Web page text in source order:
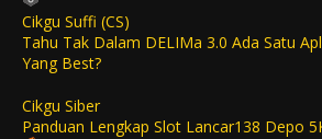
Cikgu Suffi (CS)
Tahu Tak Dalam DELIMa 3.0 Ada Satu
Yang Best?
Cikgu Siber
Panduan Lengkap Slot Lancar138 Depo